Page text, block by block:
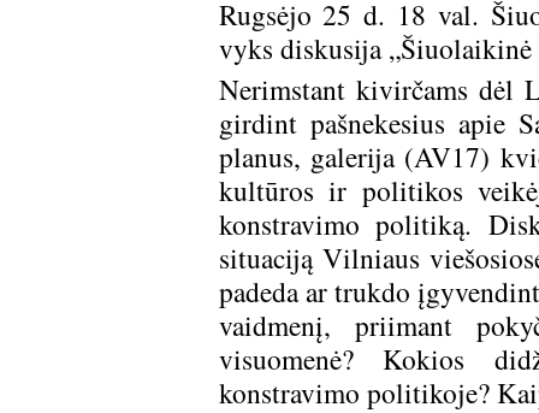
Rugsėjo 25 d. 18 val.
vyks diskusija
Nerimstant kivirčams dėl
girdint pašnekesius apie
planus, galerija (AV17)
kultūros ir politikos
konstravimo politiką.
situaciją Vilniaus
padeda ar trukdo
vaidmenį, priimant
visuomenė? Kokios
konstravimo politikoje?